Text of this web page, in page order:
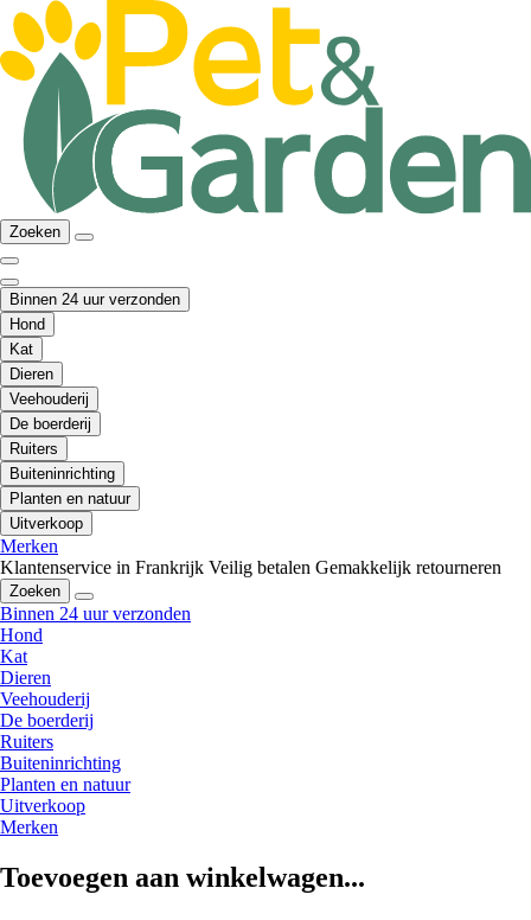
Zoeken
Binnen 24 uur verzonden
Hond
Kat
Dieren
Veehouderij
De boerderij
Ruiters
Buiteninrichting
Planten en natuur
Uitverkoop
Merken
Klantenservice in Frankrijk Veilig betalen Gemakkelijk retourneren
Zoeken
Binnen 24 uur verzonden
Hond
Kat
Dieren
Veehouderij
De boerderij
Ruiters
Buiteninrichting
Planten en natuur
Uitverkoop
Merken
Toevoegen aan winkelwagen...